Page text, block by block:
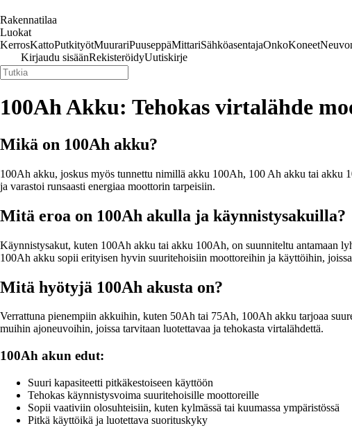
Rakennatilaa
Luokat
KerrosKattoPutkityötMuurariPuuseppäMittariSähköasentajaOnkoKoneet
Kirjaudu sisäänRekisteröidyUutiskirje
100Ah Akku: Tehokas virtalähde
Mikä on 100Ah akku?
100Ah akku, joskus myös tunnettu nimillä akku 100Ah, 100 Ah akku tai akku
ja varastoi runsaasti energiaa moottorin tarpeisiin.
Mitä eroa on 100Ah akulla ja käynnistysakuilla?
Käynnistysakut, kuten 100Ah akku tai akku 100Ah, on suunniteltu antamaan
100Ah akku sopii erityisen hyvin suuritehoisiin moottoreihin ja käyttöihin,
Mitä hyötyjä 100Ah akusta on?
Verrattuna pienempiin akkuihin, kuten 50Ah tai 75Ah, 100Ah akku tarjoaa
muihin ajoneuvoihin, joissa tarvitaan luotettavaa ja tehokasta virtalähdettä.
100Ah akun edut:
Suuri kapasiteetti pitkäkestoiseen käyttöön
Tehokas käynnistysvoima suuritehoisille moottoreille
Sopii vaativiin olosuhteisiin, kuten kylmässä tai kuumassa ympäristössä
Pitkä käyttöikä ja luotettava suorituskyky